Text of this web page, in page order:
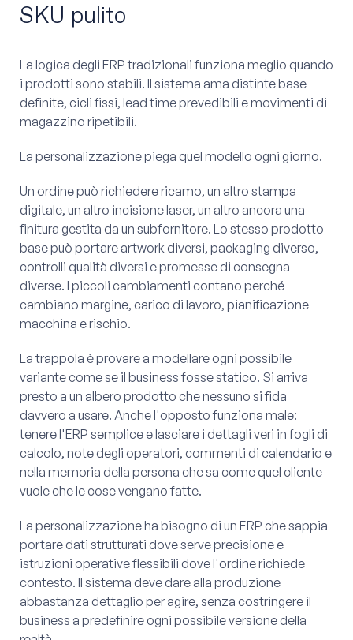
SKU pulito
La logica degli ERP tradizionali funziona meglio quando
i prodotti sono stabili. Il sistema ama distinte base
definite, cicli fissi, lead time prevedibili e movimenti di
magazzino ripetibili.
La personalizzazione piega quel modello ogni giorno.
Un ordine può richiedere ricamo, un altro stampa
digitale, un altro incisione laser, un altro ancora una
finitura gestita da un subfornitore. Lo stesso prodotto
base può portare artwork diversi, packaging diverso,
controlli qualità diversi e promesse di consegna
diverse. I piccoli cambiamenti contano perché
cambiano margine, carico di lavoro, pianificazione
macchina e rischio.
La trappola è provare a modellare ogni possibile
variante come se il business fosse statico. Si arriva
presto a un albero prodotto che nessuno si fida
davvero a usare. Anche l'opposto funziona male:
tenere l'ERP semplice e lasciare i dettagli veri in fogli di
calcolo, note degli operatori, commenti di calendario e
nella memoria della persona che sa come quel cliente
vuole che le cose vengano fatte.
La personalizzazione ha bisogno di un ERP che sappia
portare dati strutturati dove serve precisione e
istruzioni operative flessibili dove l'ordine richiede
contesto. Il sistema deve dare alla produzione
abbastanza dettaglio per agire, senza costringere il
business a predefinire ogni possibile versione della